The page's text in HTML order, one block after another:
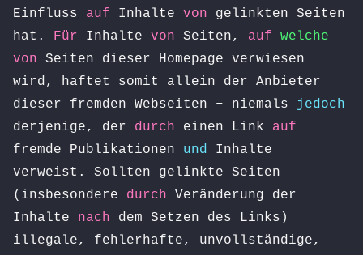
Einfluss auf Inhalte von gelinkten Seiten
hat. Für Inhalte von Seiten, auf
welche
von Seiten dieser Homepage verwiesen
wird, haftet somit allein der Anbieter
dieser fremden Webseiten – niemals
jedoch
derjenige, der durch einen Link auf
fremde Publikationen und Inhalte
verweist. Sollten gelinkte Seiten
(insbesondere durch Veränderung der
Inhalte nach dem Setzen des Links)
illegale, fehlerhafte, unvollständige,